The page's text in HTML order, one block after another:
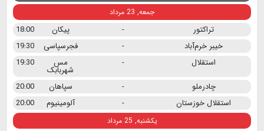
جمعه, 23 مرداد
تراکتور - پیکان
18:00
خیبر خرم‌آباد
- فجرسپاسی
19:30
استقلال
- مس
شهربابک
19:30
چادرملو
- سپاهان
20:00
استقلال خوزستان
- آلومینیوم 20:00
یکشنبه, 25 مرداد